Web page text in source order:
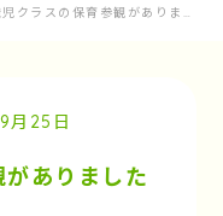
１歳児クラスの保育参観がありました🏅
月25日
ありました